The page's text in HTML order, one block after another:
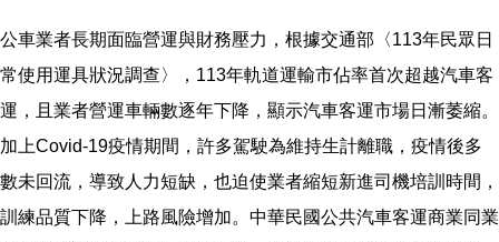
公車業者長期面臨營運與財務壓力，根據交通部〈113年民眾日
常使用運具狀況調查〉，113年軌道運輸市佔率首次超越汽車客
運，且業者營運車輛數逐年下降，顯示汽車客運市場日漸萎縮。
加上Covid-19疫情期間，許多駕駛為維持生計離職，疫情後多
數未回流，導致人力短缺，也迫使業者縮短新進司機培訓時間，
訓練品質下降，上路風險增加。中華民國公共汽車客運商業同業